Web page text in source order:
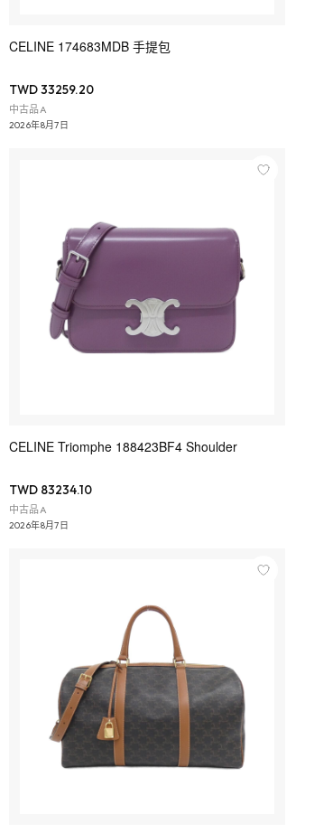
CELINE 174683MDB 手提包
TWD 33259.20
中古品A
2026年8月7日
CELINE Triomphe 188423BF4 Shoulder
TWD 83234.10
中古品A
2026年8月7日